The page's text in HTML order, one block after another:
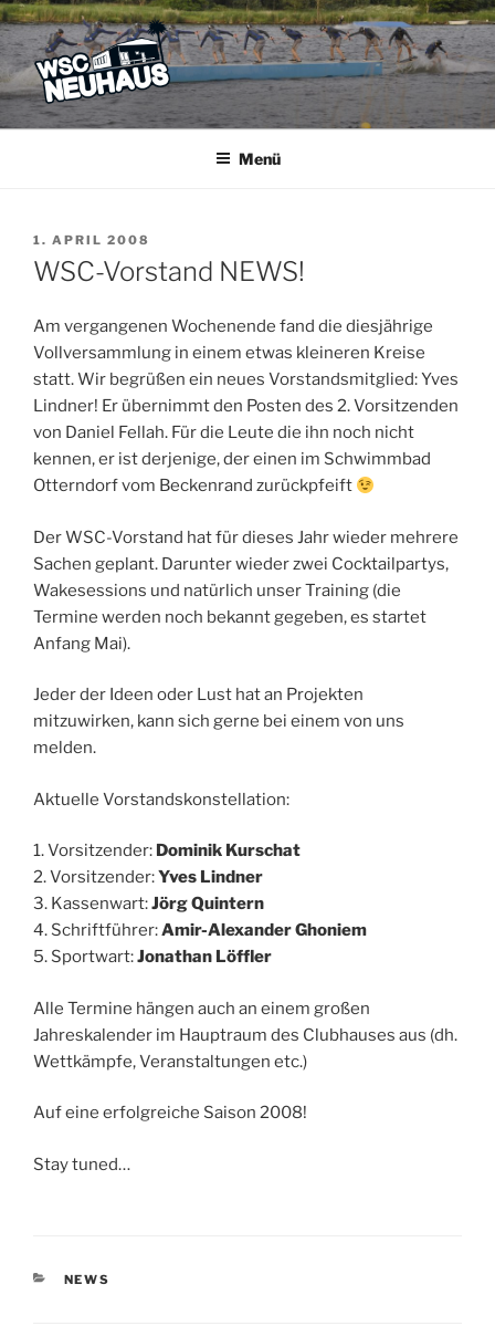
Zum
Inhalt
springen
WSC NEUHAUS
Der Verein mit dem Haus am See
Menü
VERÖFFENTLICHT
AM
1. APRIL 2008
WSC-Vorstand NEWS!
Am vergangenen Wochenende fand die diesjährige
Vollversammlung in einem etwas kleineren Kreise
statt. Wir begrüßen ein neues Vorstandsmitglied: Yves
Lindner! Er übernimmt den Posten des 2. Vorsitzenden
von Daniel Fellah. Für die Leute die ihn noch nicht
kennen, er ist derjenige, der einen im Schwimmbad
Otterndorf vom Beckenrand zurückpfeift
Der WSC-Vorstand hat für dieses Jahr wieder mehrere
Sachen geplant. Darunter wieder zwei Cocktailpartys,
Wakesessions und natürlich unser Training (die
Termine werden noch bekannt gegeben, es startet
Anfang Mai).
Jeder der Ideen oder Lust hat an Projekten
mitzuwirken, kann sich gerne bei einem von uns
melden.
Aktuelle Vorstandskonstellation:
1. Vorsitzender: Dominik Kurschat
2. Vorsitzender:Yves Lindner
3. Kassenwart:Jörg Quintern
4. Schriftführer:Amir-Alexander Ghoniem
5. Sportwart:Jonathan Löffler
Alle Termine hängen auch an einem großen
Jahreskalender im Hauptraum des Clubhauses aus (dh.
Wettkämpfe, Veranstaltungen etc.)
Auf eine erfolgreiche Saison 2008!
Stay tuned…
KATEGORIEN
NEWS